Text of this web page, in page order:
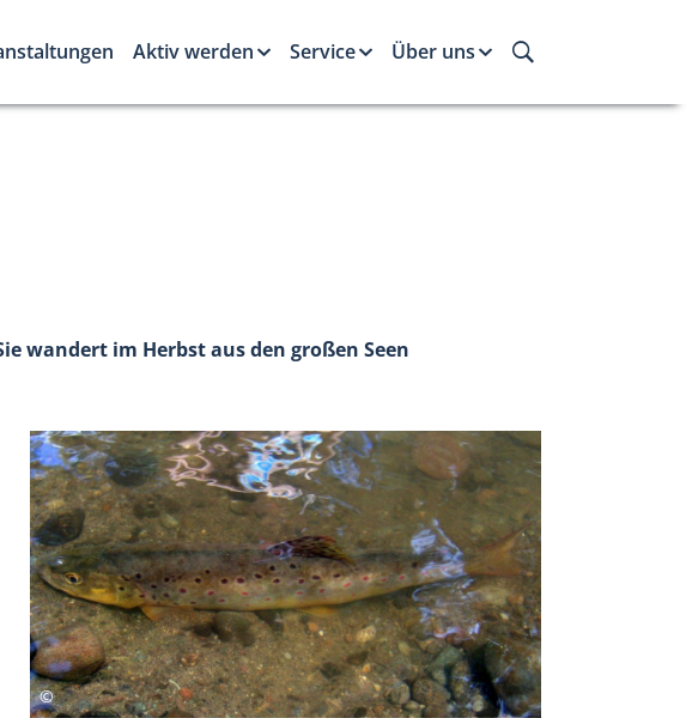
Aktiv werden Service Über uns
wandert im Herbst aus den großen Seen